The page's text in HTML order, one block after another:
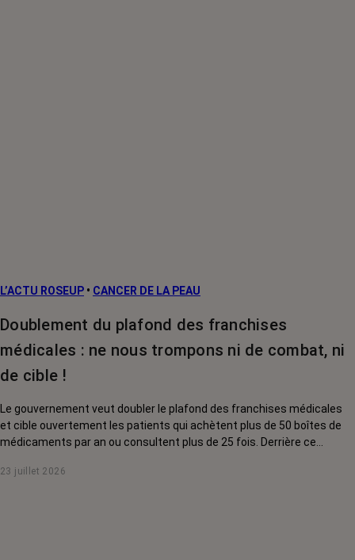
L’ACTU ROSEUP • CANCER DE LA PEAU
Doublement du plafond des franchises
médicales : ne nous trompons ni de combat, ni
de cible !
Le gouvernement veut doubler le plafond des franchises médicales
et cible ouvertement les patients qui achètent plus de 50 boîtes de
médicaments par an ou consultent plus de 25 fois. Derrière ce
chroniques, et en premier lieu les personnes touchées par un cancer,
23 juillet 2026